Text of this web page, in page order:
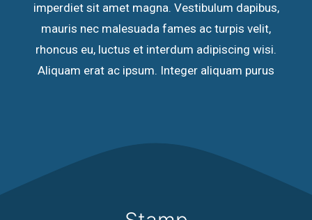
imperdiet sit amet magna. Vestibulum dapibus,
mauris nec malesuada fames ac turpis velit,
rhoncus eu, luctus et interdum adipiscing wisi.
Aliquam erat ac ipsum. Integer aliquam purus